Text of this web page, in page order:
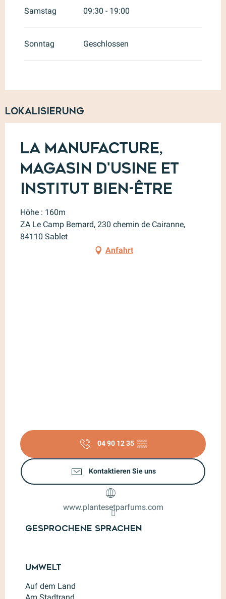
Samstag 09:30 - 19:00
Sonntag Geschlossen
Lokalisierung
La Manufacture,
Magasin d'usine et
Institut Bien-être
Höhe : 160m
ZA Le Camp Bernard, 230 chemin de Cairanne,
84110 Sablet
Anfahrt
04 90 12 35 ▒▒
Kontaktieren Sie uns
www.plantesetparfums.com
Gesprochene Sprachen
Gesprochene Sprachen
Umwelt
Umwelt
Auf dem Land